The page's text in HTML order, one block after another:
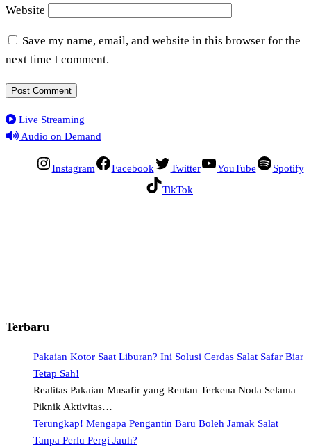
Website
Save my name, email, and website in this browser for the
next time I comment.
Live Streaming
Audio on Demand
Instagram Facebook Twitter YouTube
Spotify
TikTok
Terbaru
Pakaian Kotor Saat Liburan? Ini Solusi Cerdas Salat Safar Biar
Tetap Sah!
Realitas Pakaian Musafir yang Rentan Terkena Noda Selama
Piknik Aktivitas…
Terungkap! Mengapa Pengantin Baru Boleh Jamak Salat
Tanpa Perlu Pergi Jauh?